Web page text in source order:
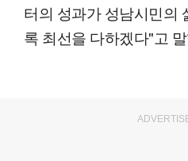
터의 성과가 성남시민의
록 최선을 다하겠다"고